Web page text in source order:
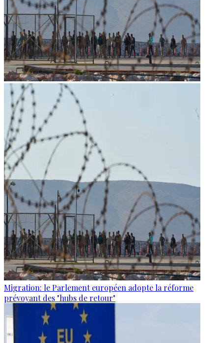
Migration: le Parlement européen adopte la réforme
prévoyant des "hubs de retour"